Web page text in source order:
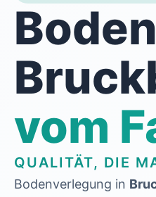
vom
QUALITÄT, DIE
Bodenverlegung in